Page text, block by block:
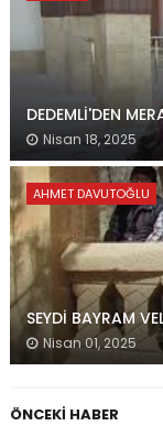
DEDEMLİ'DEN
Nisan 18, 2025
AHMET DAVUTOĞLU
SEYDİ BAYRAM
Nisan 01, 2025
ÖNCEKI HABER